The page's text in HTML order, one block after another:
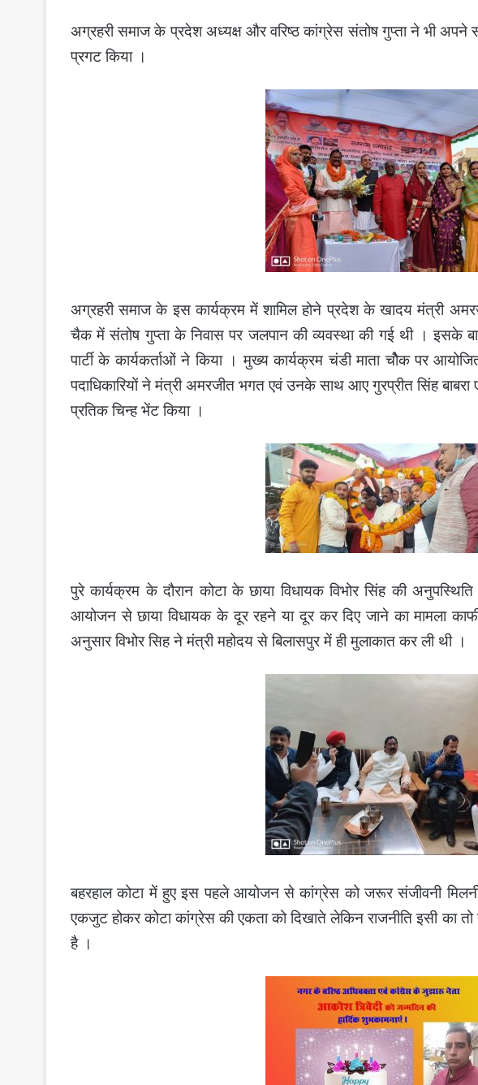
अग्रहरी समाज के प्रदेश अध्यक्ष और वरिष्ठ कांग्रेस संतोष गुप्ता ने भी
प्रगट किया ।
अग्रहरी समाज के इस कार्यक्रम में शामिल होने प्रदेश के खादय मंत्री
चैक में संतोष गुप्ता के निवास पर जलपान की व्यवस्था की गई थी । इसके
पार्टी के कार्यकर्ताओं ने किया । मुख्य कार्यक्रम चंडी माता चोैक पर
पदाधिकारियों ने मंत्री अमरजीत भगत एवं उनके साथ आए गुरप्रीत सिंह बाबरा
प्रतिक चिन्ह भेंट किया ।
पुरे कार्यक्रम के दौरान कोटा के छाया विधायक विभोर सिंह की
आयोजन से छाया विधायक के दूर रहने या दूर कर दिए जाने का मामला
अनुसार विभोर सिह ने मंत्री महोदय से बिलासपुर में ही मुलाकात कर ली थी ।
बहरहाल कोटा में हुए इस पहले आयोजन से कांग्रेस को जरूर संजीवनी मिलनी
एकजुट होकर कोटा कांग्रेस की एकता को दिखाते लेकिन राजनीति इसी का
है ।